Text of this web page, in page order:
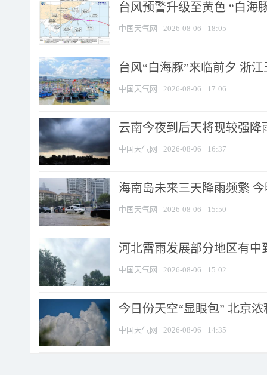
台风预警升级至黄色 “白海
中国天气网 2026-08-06 18:05
台风“白海豚”来临前夕 浙
中国天气网 2026-08-06 17:06
云南今夜到后天将现较强降
中国天气网 2026-08-06 16:37
海南岛未来三天降雨频繁
中国天气网 2026-08-06 15:50
河北雷雨发展部分地区有中
中国天气网 2026-08-06 15:02
今日份天空“显眼包” 北京
中国天气网 2026-08-06 14:35